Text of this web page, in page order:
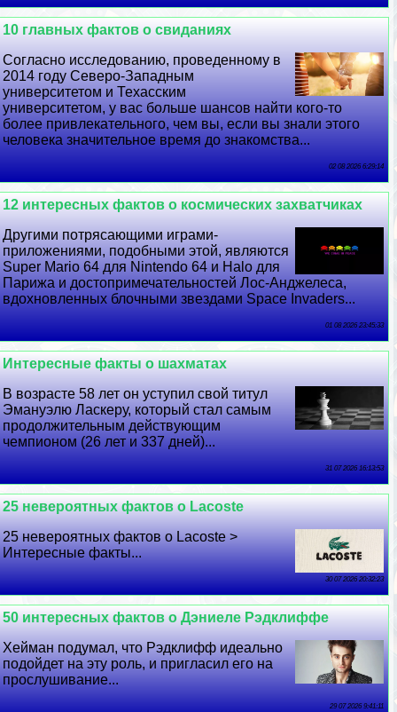
10 главных фактов о свиданиях
Согласно исследованию, проведенному в
2014 году Северо-Западным
университетом и Техасским
университетом, у вас больше шансов найти кого-то
более привлекательного, чем вы, если вы знали этого
человека значительное время до знакомства...
02 08 2026 6:29:14
12 интересных фактов о космических захватчиках
Другими потрясающими играми-
приложениями, подобными этой, являются
Super Mario 64 для Nintendo 64 и Halo для
Парижа и достопримечательностей Лос-Анджелеса,
вдохновленных блочными звездами Space Invaders...
01 08 2026 23:45:33
Интересные факты о шахматах
В возрасте 58 лет он уступил свой титул
Эмануэлю Ласкеру, который стал самым
продолжительным действующим
чемпионом (26 лет и 337 дней)...
31 07 2026 16:13:53
25 невероятных фактов о Lacoste
25 невероятных фактов о Lacoste >
Интересные факты...
30 07 2026 20:32:23
50 интересных фактов о Дэниеле Рэдклиффе
Хейман подумал, что Рэдклифф идеально
подойдет на эту роль, и пригласил его на
прослушивание...
29 07 2026 9:41:11